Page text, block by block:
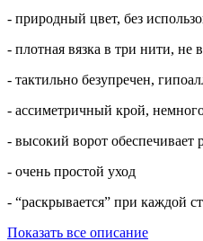
- природный цвет, без
- плотная вязка в три нити, не
- тактильно безупречен,
- ассиметричный крой,
- высокий ворот обеспечивает
- очень простой уход
- “раскрывается” при каждой
Показать все описание